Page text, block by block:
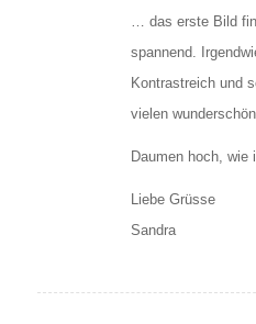
… das erste Bild
spannend.
Kontrastreich und
vielen
Daumen hoch, wie
Liebe Grüsse
Sandra